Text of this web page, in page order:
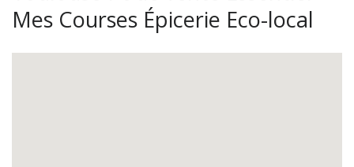
Mes Courses Épicerie Eco-local